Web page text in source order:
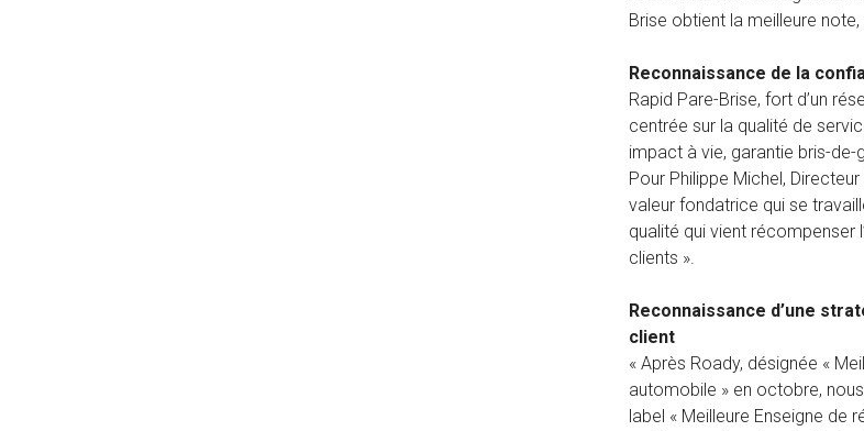
Brise obtient la meilleure
Reconnaissance de la
Rapid Pare-Brise, fort d’un
centrée sur la qualité de
impact à vie, garantie bris-
Pour Philippe Michel,
valeur fondatrice qui se
qualité qui vient
clients ».
Reconnaissance d’une
client
« Après Roady, désignée «
automobile » en octobre,
label « Meilleure Enseigne de